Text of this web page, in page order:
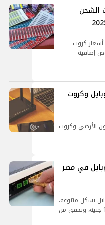
الشحن
أسعار كروت
إضافية
وكروت
الأرضي وكروت
في مصر
بشكل متنوعة،
تبدأ من 50 جنيهًا شهريًا وصولًا إلى 1600 جنيه، وتحقق من